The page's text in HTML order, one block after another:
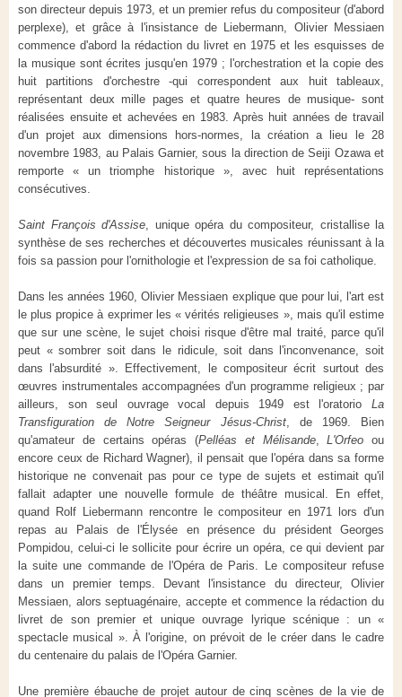
son directeur depuis 1973, et un premier refus du compositeur (d'abord
perplexe), et grâce à l'insistance de Liebermann, Olivier Messiaen
commence d'abord la rédaction du livret en 1975 et les esquisses de
la musique sont écrites jusqu'en 1979 ; l'orchestration et la copie des
huit partitions d'orchestre -qui correspondent aux huit tableaux,
représentant deux mille pages et quatre heures de musique- sont
réalisées ensuite et achevées en 1983. Après huit années de travail
d'un projet aux dimensions hors-normes, la création a lieu le 28
novembre 1983, au Palais Garnier, sous la direction de Seiji Ozawa et
remporte « un triomphe historique », avec huit représentations
consécutives.
Saint François d'Assise, unique opéra du compositeur, cristallise la
synthèse de ses recherches et découvertes musicales réunissant à la
fois sa passion pour l'ornithologie et l'expression de sa foi catholique.
Dans les années 1960, Olivier Messiaen explique que pour lui, l'art est
le plus propice à exprimer les « vérités religieuses », mais qu'il estime
que sur une scène, le sujet choisi risque d'être mal traité, parce qu'il
peut « sombrer soit dans le ridicule, soit dans l'inconvenance, soit
dans l'absurdité ». Effectivement, le compositeur écrit surtout des
œuvres instrumentales accompagnées d'un programme religieux ; par
ailleurs, son seul ouvrage vocal depuis 1949 est l'oratorio La
Transfiguration de Notre Seigneur Jésus-Christ, de 1969. Bien
qu'amateur de certains opéras (Pelléas et Mélisande,L'Orfeo ou
encore ceux de Richard Wagner), il pensait que l'opéra dans sa forme
historique ne convenait pas pour ce type de sujets et estimait qu'il
fallait adapter une nouvelle formule de théâtre musical. En effet,
quand Rolf Liebermann rencontre le compositeur en 1971 lors d'un
repas au Palais de l'Élysée en présence du président Georges
Pompidou, celui-ci le sollicite pour écrire un opéra, ce qui devient par
la suite une commande de l'Opéra de Paris. Le compositeur refuse
dans un premier temps. Devant l'insistance du directeur, Olivier
Messiaen, alors septuagénaire, accepte et commence la rédaction du
livret de son premier et unique ouvrage lyrique scénique : un «
spectacle musical ». À l'origine, on prévoit de le créer dans le cadre
du centenaire du palais de l'Opéra Garnier.
Une première ébauche de projet autour de cinq scènes de la vie de